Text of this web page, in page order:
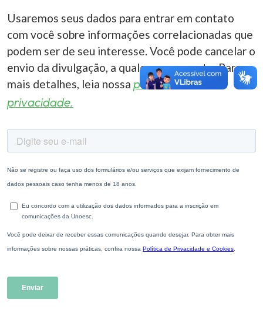
A-
Usaremos seus dados para entrar em contato
com você sobre informações correlacionadas que
podem ser de seu interesse. Você pode cancelar o
envio da divulgação, a qualquer momento. Para
mais detalhes, leia nossa política de
privacidade.